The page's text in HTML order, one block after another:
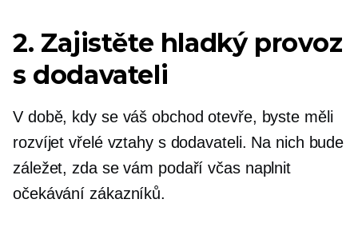
2. Zajistěte hladký provoz
s dodavateli
V době, kdy se váš obchod otevře, byste měli
rozvíjet vřelé vztahy s dodavateli. Na nich bude
záležet, zda se vám podaří včas naplnit
očekávání zákazníků.